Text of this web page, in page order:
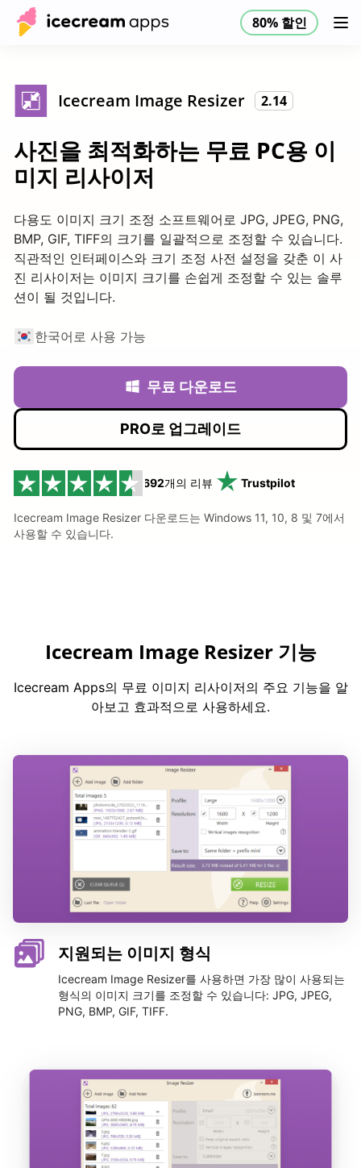
80% 할인
제품 도움말 센터 80% 할인 KO
Icecream Image Resizer 2.14
사진을 최적화하는 무료 PC용 이
미지 리사이저
다용도 이미지 크기 조정 소프트웨어로 JPG, JPEG, PNG,
BMP, GIF, TIFF의 크기를 일괄적으로 조정할 수 있습니다.
직관적인 인터페이스와 크기 조정 사전 설정을 갖춘 이 사
진 리사이저는 이미지 크기를 손쉽게 조정할 수 있는 솔루
션이 될 것입니다.
한국어로 사용 가능
무료 다운로드
PRO로 업그레이드
692개의 리뷰 Trustpilot
Icecream Image Resizer 다운로드는 Windows 11, 10, 8 및 7에서
사용할 수 있습니다.
Icecream Image Resizer 기능
Icecream Apps의 무료 이미지 리사이저의 주요 기능을 알
아보고 효과적으로 사용하세요.
지원되는 이미지 형식
Icecream Image Resizer를 사용하면 가장 많이 사용되는
형식의 이미지 크기를 조정할 수 있습니다: JPG, JPEG,
PNG, BMP, GIF, TIFF.